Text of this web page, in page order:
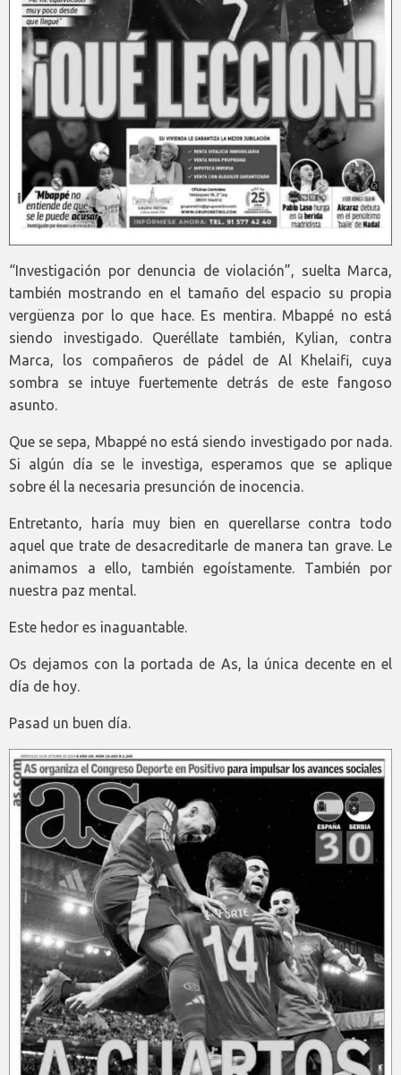
“Investigación por denuncia de violación”, suelta Marca,
también mostrando en el tamaño del espacio su propia
vergüenza por lo que hace. Es mentira. Mbappé no está
siendo investigado. Queréllate también, Kylian, contra
Marca, los compañeros de pádel de Al Khelaifi, cuya
sombra se intuye fuertemente detrás de este fangoso
asunto.
Que se sepa, Mbappé no está siendo investigado por nada.
Si algún día se le investiga, esperamos que se aplique
sobre él la necesaria presunción de inocencia.
Entretanto, haría muy bien en querellarse contra todo
aquel que trate de desacreditarle de manera tan grave. Le
animamos a ello, también egoístamente. También por
nuestra paz mental.
Este hedor es inaguantable.
Os dejamos con la portada de As, la única decente en el
día de hoy.
Pasad un buen día.